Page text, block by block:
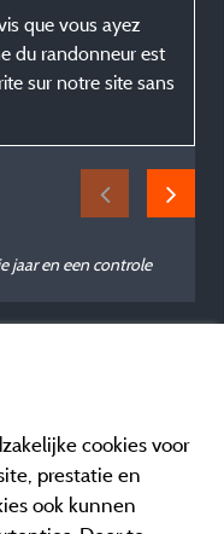
que vous ayez
du randonneur est
sur notre site sans
jaar en een controle
cookies voor
prestatie en
ook kunnen